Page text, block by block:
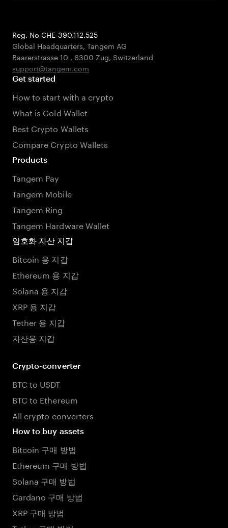
Reg. No CHE-390.112.525
Global Headquarters, Tangem AG
Baarerstrasse 10 , 6300 Zug, Switzerland
support@tangem.com
Get started
How to start with a crypto
What is Cold Wallet
Best Crypto Wallets
Compare Crypto Wallets
Products
Tangem Pay
Tangem Mobile
Tangem Ring
Tangem Hardware Wallet
암호화 자산 지갑
Bitcoin 용 지갑
Ethereum 용 지갑
Solana 용 지갑
XRP 용 지갑
Tether 용 지갑
자산용 지갑
Crypto-converter
BTC to USDT
BTC to Ethereum
All crypto converters
How to buy assets
Bitcoin 구매 방법
Ethereum 구매 방법
Solana 구매 방법
Cardano 구매 방법
XRP 구매 방법